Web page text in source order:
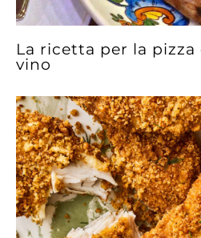
La ricetta per la pizza
vino